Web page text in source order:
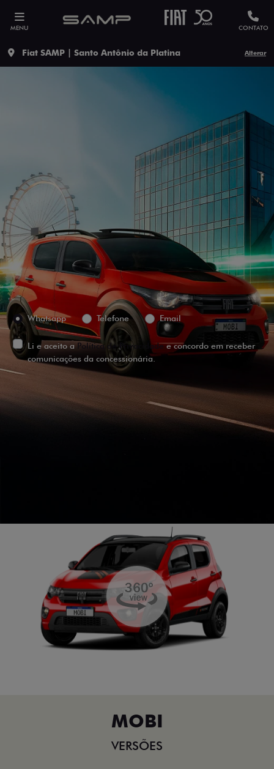
MENU CONTATO
Fiat SAMP | Santo Antônio da Platina Alterar
ESTOU INTERESSADO
Versão escolhida
Preferência de contato:
Whatsapp
Telefone Email
Li e aceito aPolítica de Privacidadee concordo em receber
comunicações da concessionária.
MOBI
VERSÕES